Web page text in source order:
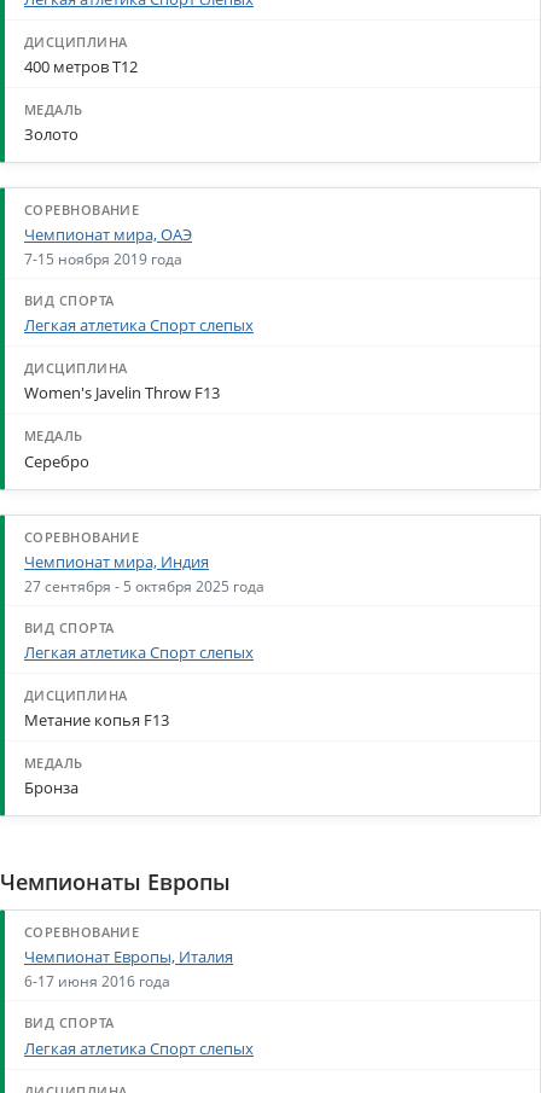
400 метров Т12
Золото
Чемпионат мира, ОАЭ
7-15 ноября 2019 года
Легкая атлетика Спорт слепых
Women's Javelin Throw F13
Серебро
Чемпионат мира, Индия
27 сентября - 5 октября 2025 года
Легкая атлетика Спорт слепых
Метание копья F13
Бронза
Чемпионаты Европы
Чемпионат Европы, Италия
6-17 июня 2016 года
Легкая атлетика Спорт слепых